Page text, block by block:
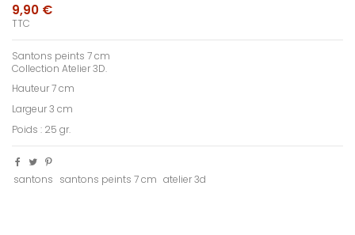
9,90 €
TTC
Santons peints 7 cm
Collection Atelier 3D.
Hauteur 7 cm
Largeur 3 cm
Poids : 25 gr.
santons santons peints 7 cm atelier 3d